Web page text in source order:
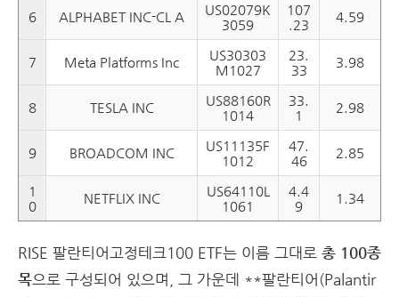
6 ALPHABET INC-CL A
US02079K
3059
107
.23
4.59
7 Meta Platforms Inc
US30303
M1027
23.
33
3.98
8 TESLA INC
US88160R
1014
33.
1
2.98
9 BROADCOM INC
US11135F
1012
47.
46
2.85
1
0
NETFLIX INC
US64110L
1061
4.4
9
1.34
RISE 팔란티어고정테크100 ETF는 이름 그대로 총 100종
목으로 구성되어 있으며, 그 가운데 **팔란티어(Palantir